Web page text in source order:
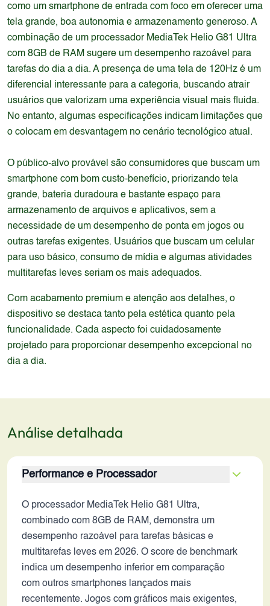
como um smartphone de entrada com foco em oferecer uma
tela grande, boa autonomia e armazenamento generoso. A
combinação de um processador MediaTek Helio G81 Ultra
com 8GB de RAM sugere um desempenho razoável para
tarefas do dia a dia. A presença de uma tela de 120Hz é um
diferencial interessante para a categoria, buscando atrair
usuários que valorizam uma experiência visual mais fluida.
No entanto, algumas especificações indicam limitações que
o colocam em desvantagem no cenário tecnológico atual.
O público-alvo provável são consumidores que buscam um
smartphone com bom custo-benefício, priorizando tela
grande, bateria duradoura e bastante espaço para
armazenamento de arquivos e aplicativos, sem a
necessidade de um desempenho de ponta em jogos ou
outras tarefas exigentes. Usuários que buscam um celular
para uso básico, consumo de mídia e algumas atividades
multitarefas leves seriam os mais adequados.
Com acabamento premium e atenção aos detalhes, o
dispositivo se destaca tanto pela estética quanto pela
funcionalidade. Cada aspecto foi cuidadosamente
projetado para proporcionar desempenho excepcional no
dia a dia.
Análise detalhada
Performance e Processador
O processador MediaTek Helio G81 Ultra,
combinado com 8GB de RAM, demonstra um
desempenho razoável para tarefas básicas e
multitarefas leves em 2026. O score de benchmark
indica um desempenho inferior em comparação
com outros smartphones lançados mais
recentemente. Jogos com gráficos mais exigentes,